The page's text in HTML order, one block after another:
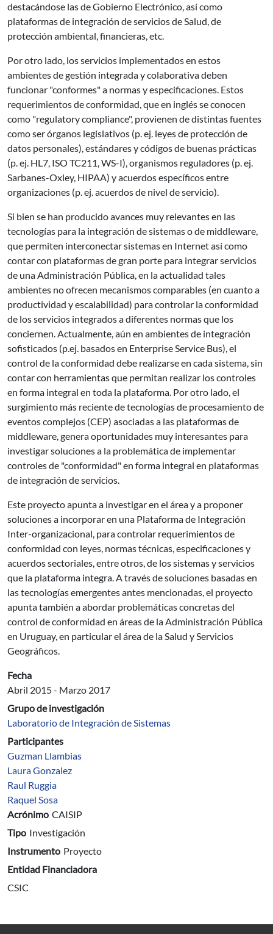
destacándose las de Gobierno Electrónico, así como
plataformas de integración de servicios de Salud, de
protección ambiental, financieras, etc.
Por otro lado, los servicios implementados en estos
ambientes de gestión integrada y colaborativa deben
funcionar "conformes" a normas y especificaciones. Estos
requerimientos de conformidad, que en inglés se conocen
como "regulatory compliance", provienen de distintas fuentes
como ser órganos legislativos (p. ej. leyes de protección de
datos personales), estándares y códigos de buenas prácticas
(p. ej. HL7, ISO TC211, WS-I), organismos reguladores (p. ej.
Sarbanes-Oxley, HIPAA) y acuerdos específicos entre
organizaciones (p. ej. acuerdos de nivel de servicio).
Si bien se han producido avances muy relevantes en las
tecnologías para la integración de sistemas o de middleware,
que permiten interconectar sistemas en Internet así como
contar con plataformas de gran porte para integrar servicios
de una Administración Pública, en la actualidad tales
ambientes no ofrecen mecanismos comparables (en cuanto a
productividad y escalabilidad) para controlar la conformidad
de los servicios integrados a diferentes normas que los
conciernen. Actualmente, aún en ambientes de integración
sofisticados (p.ej. basados en Enterprise Service Bus), el
control de la conformidad debe realizarse en cada sistema, sin
contar con herramientas que permitan realizar los controles
en forma integral en toda la plataforma. Por otro lado, el
surgimiento más reciente de tecnologías de procesamiento de
eventos complejos (CEP) asociadas a las plataformas de
middleware, genera oportunidades muy interesantes para
investigar soluciones a la problemática de implementar
controles de "conformidad" en forma integral en plataformas
de integración de servicios.
Este proyecto apunta a investigar en el área y a proponer
soluciones a incorporar en una Plataforma de Integración
Inter-organizacional, para controlar requerimientos de
conformidad con leyes, normas técnicas, especificaciones y
acuerdos sectoriales, entre otros, de los sistemas y servicios
que la plataforma integra. A través de soluciones basadas en
las tecnologías emergentes antes mencionadas, el proyecto
apunta también a abordar problemáticas concretas del
control de conformidad en áreas de la Administración Pública
en Uruguay, en particular el área de la Salud y Servicios
Geográficos.
Fecha
Abril 2015- Marzo 2017
Grupo de investigación
Laboratorio de Integración de Sistemas
Participantes
Guzman Llambias
Laura Gonzalez
Raul Ruggia
Raquel Sosa
Acrónimo CAISIP
Tipo Investigación
Instrumento Proyecto
Entidad Financiadora
CSIC